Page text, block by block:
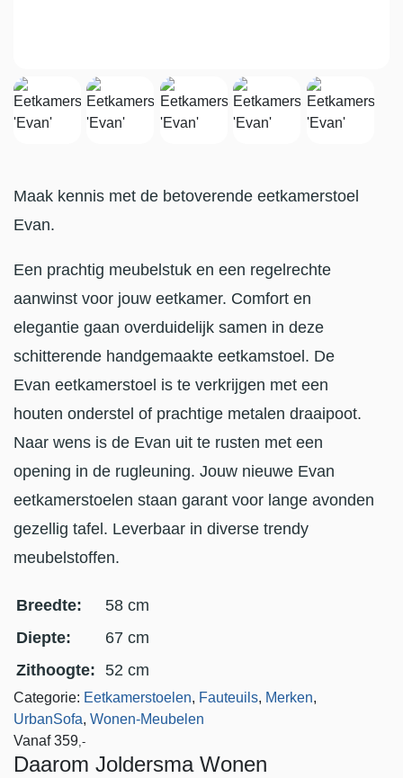
Maak kennis met de betoverende eetkamerstoel
Evan.
Een prachtig meubelstuk en een regelrechte
aanwinst voor jouw eetkamer. Comfort en
elegantie gaan overduidelijk samen in deze
schitterende handgemaakte eetkamstoel. De
Evan eetkamerstoel is te verkrijgen met een
houten onderstel of prachtige metalen draaipoot.
Naar wens is de Evan uit te rusten met een
opening in de rugleuning. Jouw nieuwe Evan
eetkamerstoelen staan garant voor lange avonden
gezellig tafel. Leverbaar in diverse trendy
meubelstoffen.
Breedte:
58 cm
Diepte:
67 cm
Zithoogte:
52 cm
Categorie: Eetkamerstoelen, Fauteuils, Merken,
UrbanSofa, Wonen-Meubelen
Vanaf 359,-
Daarom Joldersma Wonen